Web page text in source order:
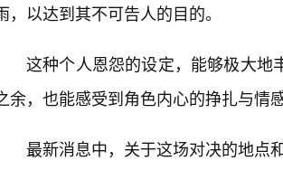
，以达到其不可告人的目的。
这种个人恩怨的设定，能够极大地
余，也能感受到角色内心的挣扎与情
最新消息中，关于这场对决的地点